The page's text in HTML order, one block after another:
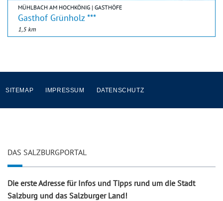
MÜHLBACH AM HOCHKÖNIG | GASTHÖFE
Gasthof Grünholz ***
1,5 km
SITEMAP IMPRESSUM DATENSCHUTZ
DAS SALZBURGPORTAL
Die erste Adresse für Infos und Tipps rund um die Stadt
Salzburg und das Salzburger Land!